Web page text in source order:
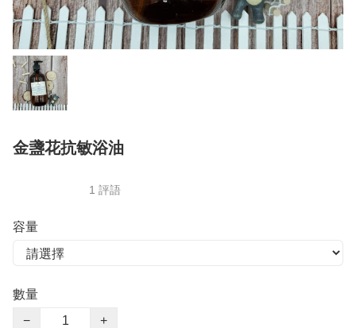
金盞花抗敏浴油
1 評語
容量
數量
−
+